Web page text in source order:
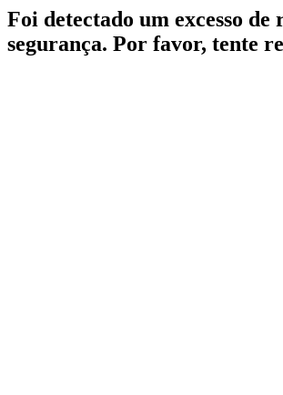
Foi detectado um excesso de
segurança. Por favor, tente